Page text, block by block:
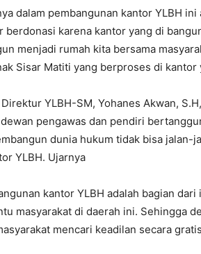
dalam pembangunan kantor YLBH
berdonasi karena kantor yang di
menjadi rumah kita bersama
Sisar Matiti yang berproses di kantor
YLBH-SM, Yohanes Akwan,
pengawas dan pendiri
dunia hukum tidak bisa
YLBH. Ujarnya
kantor YLBH adalah bagian
masyarakat di daerah ini. Sehingga
mencari keadilan secara